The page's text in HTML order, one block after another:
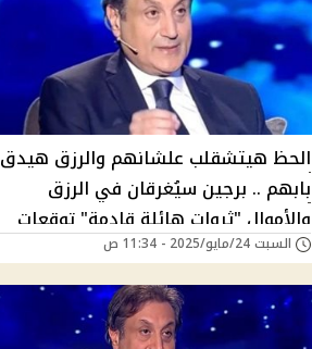
الحظ هيتشقلب علشانهم والرزق هيدق
بابهم .. برجين سيُغرقان في الرزق
والأموال "ثروات هائلة قادمة" توقعات
ميشال حايك تبشر بانفراجة كبرى وعز بلا
حدود لهذه الأبراج!
السبت 24/مايو/2025 - 11:34 ص